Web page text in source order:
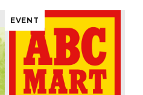
EVENT